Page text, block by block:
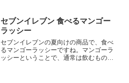
の違いも紹介し、あなたの状況に最適な
製品選びをサポートします。
セブンイレブン 食べるマンゴー
ラッシー
セブンイレブンの夏向けの商品で、食べ
るマンゴーラッシーですね。マンゴーラ
ッシーということで、通常は飲むもので